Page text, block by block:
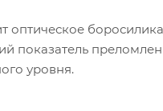
оптическое
показатель
уровня.